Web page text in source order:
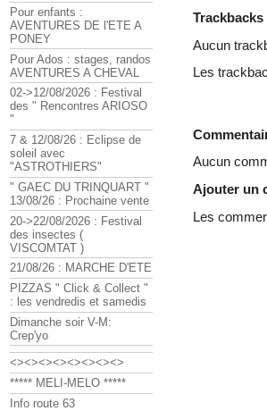
Trackbacks
Aucun
Les
Aucun
Ajouter un
Les
Pour enfants :
AVENTURES DE l'ETE A
PONEY
Pour Ados : stages, randos
AVENTURES A CHEVAL
02->12/08/2026 : Festival
des " Rencontres ARIOSO
"
7 & 12/08/26 : Eclipse de
soleil avec
"ASTROTHIERS"
" GAEC DU TRINQUART "
13/08/26 : Prochaine vente
20->22/08/2026 : Festival
des insectes (
VISCOMTAT )
21/08/26 : MARCHE D'ETE
PIZZAS " Click & Collect "
: les vendredis et samedis
Dimanche soir V-M:
Crep'yo
<><><><><><><><>
***** MELI-MELO *****
Info route 63